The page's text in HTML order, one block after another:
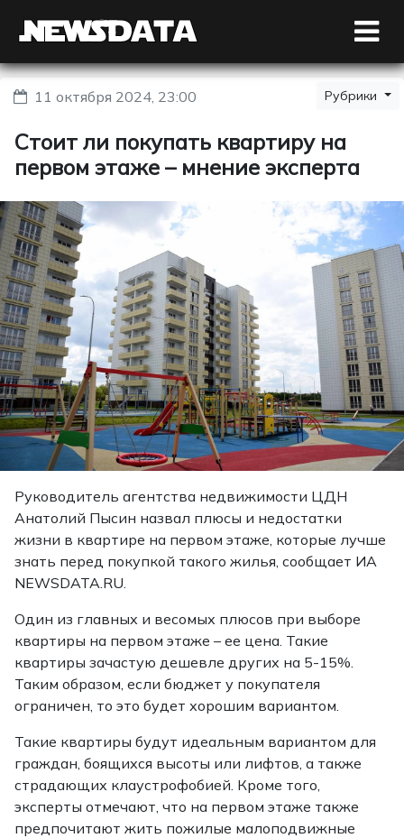
11 октября 2024, 23:00 Рубрики
Стоит ли покупать квартиру на
первом этаже – мнение эксперта
Руководитель агентства недвижимости ЦДН
Анатолий Пысин назвал плюсы и недостатки
жизни в квартире на первом этаже, которые лучше
знать перед покупкой такого жилья, сообщает ИА
NEWSDATA.RU.
Один из главных и весомых плюсов при выборе
квартиры на первом этаже – ее цена. Такие
квартиры зачастую дешевле других на 5-15%.
Таким образом, если бюджет у покупателя
ограничен, то это будет хорошим вариантом.
Такие квартиры будут идеальным вариантом для
граждан, боящихся высоты или лифтов, а также
страдающих клаустрофобией. Кроме того,
эксперты отмечают, что на первом этаже также
предпочитают жить пожилые малоподвижные